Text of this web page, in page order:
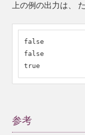
上の例の出力は、
false
false
true
参考